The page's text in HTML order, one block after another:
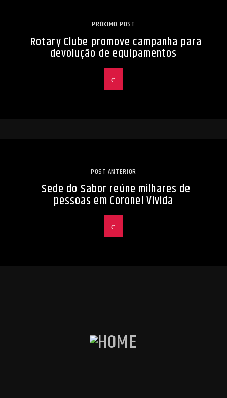
PRÓXIMO POST
Rotary Clube promove campanha para
devolução de equipamentos
POST ANTERIOR
Sede do Sabor reúne milhares de
pessoas em Coronel Vivida